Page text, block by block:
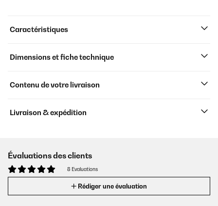
Caractéristiques
Dimensions et fiche technique
Contenu de votre livraison
Livraison & expédition
Évaluations des clients
8 Evaluations
Rédiger une évaluation